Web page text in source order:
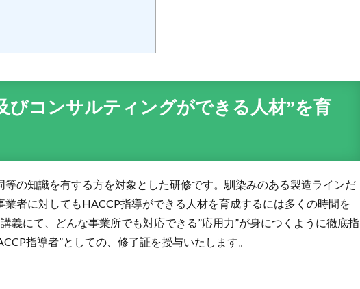
びコンサルティングができる人材”を育
の知識を有する方を対象とした研修です。馴染みのある製造ラインだ
業者に対してもHACCP指導ができる人材を育成するには多くの時間を
義にて、どんな事業所でも対応できる”応用力”が身につくように徹底指
指導者”としての、修了証を授与いたします。